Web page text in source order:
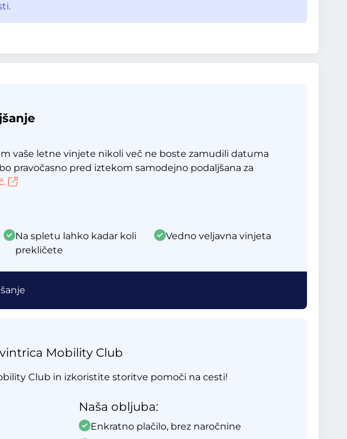
vaše letne vinjete nikoli več ne boste zamudili datuma
pravočasno pred iztekom samodejno podaljšana za
Na spletu lahko kadar koli
prekličete
Vedno veljavna vinjeta
Mobility Club
Club in izkoristite storitve pomoči na cesti!
Naša obljuba:
Enkratno plačilo, brez naročnine